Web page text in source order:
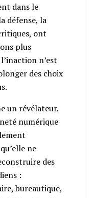
dans le
défense, la
ont
plus
n’est
des choix
un révélateur.
numérique
ne
des
:
bureautique,